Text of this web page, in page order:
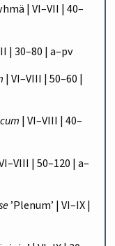
| VI–VII | 40–
| 30–80 | a–pv
| VI–VIII | 50–60 |
| VI–VIII | 40–
| 50–120 | a–
’Plenum’ | VI–IX |